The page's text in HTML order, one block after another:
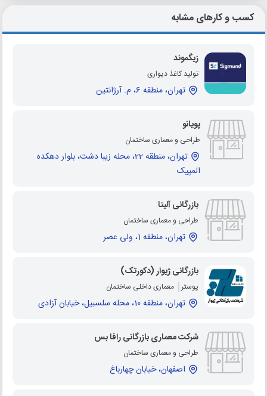
کسب و کارهای مشابه
زیگموند
تولید کاغذ دیواری
تهران، منطقه 6، م. آرژانتین
پویانو
طراحی و معماری ساختمان
تهران، منطقه 22، محله زیبا دشت، بلوار دهکده
المپیک
بازرگانی آلیتا
طراحی و معماری ساختمان
تهران، منطقه 1، ولی عصر
بازرگانی ژیوار (دکورتک)
پوستر معماری داخلی ساختمان
تهران، منطقه 10، محله سلسبیل، خیابان آزادی
شرکت معماری بازرگانی رافا بس
طراحی و معماری ساختمان
اصفهان، خیابان چهارباغ